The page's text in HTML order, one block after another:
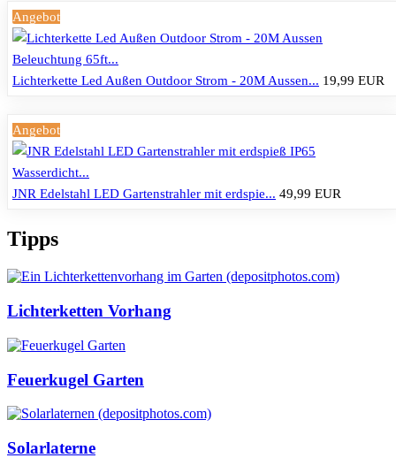
Angebot
Lichterkette Led Außen Outdoor Strom - 20M Aussen... 19,99 EUR
Angebot
JNR Edelstahl LED Gartenstrahler mit erdspie... 49,99 EUR
Tipps
Lichterketten Vorhang
Feuerkugel Garten
Solarlaterne